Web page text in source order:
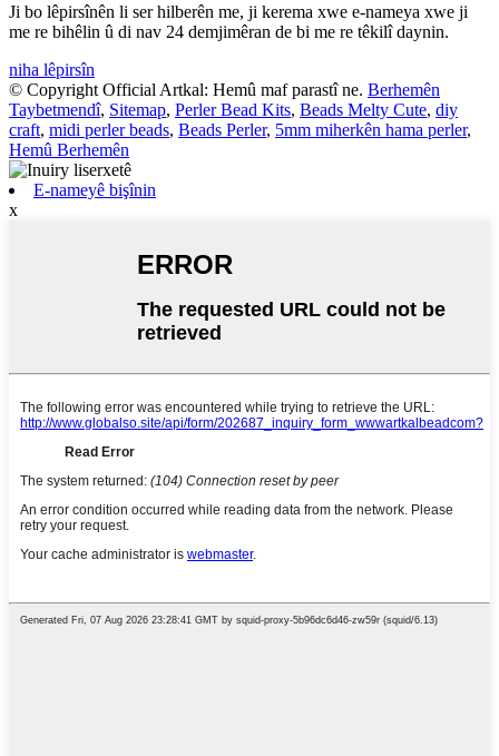
Ji bo lêpirsînên li ser hilberên me, ji kerema xwe e-nameya xwe ji
me re bihêlin û di nav 24 demjimêran de bi me re têkilî daynin.
niha lêpirsîn
© Copyright Official Artkal: Hemû maf parastî ne. Berhemên
Taybetmendî, Sitemap, Perler Bead Kits, Beads Melty Cute, diy
craft, midi perler beads, Beads Perler, 5mm miherkên hama perler,
Hemû Berhemên
E-nameyê bişînin
x